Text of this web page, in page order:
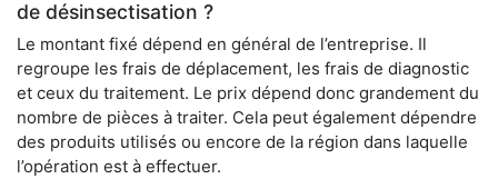
de désinsectisation ?
Le montant fixé dépend en général de l’entreprise. Il
regroupe les frais de déplacement, les frais de diagnostic
et ceux du traitement. Le prix dépend donc grandement du
nombre de pièces à traiter. Cela peut également dépendre
des produits utilisés ou encore de la région dans laquelle
l’opération est à effectuer.